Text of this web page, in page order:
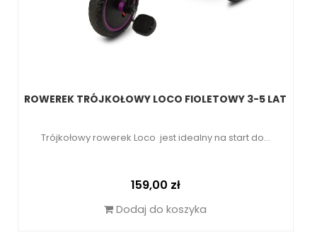
ROWEREK TRÓJKOŁOWY LOCO FIOLETOWY 3-5 LAT
Trójkołowy rowerek Loco jest idealny na start do...
Cena
159,00 zł
Dodaj do koszyka